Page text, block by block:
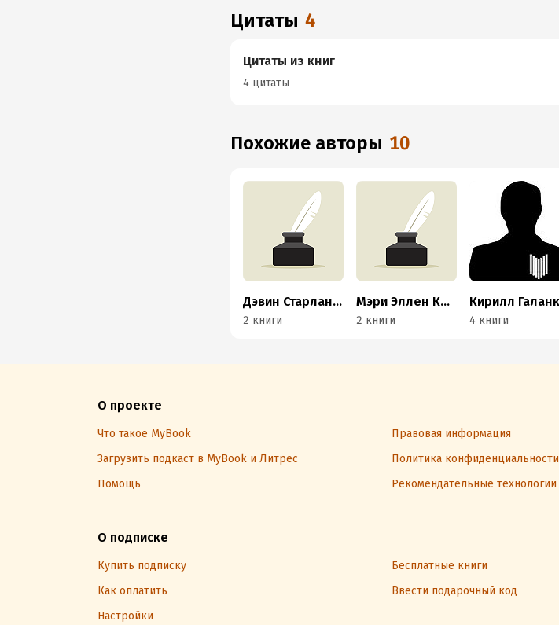
Цитаты 4
Цитаты из книг
4 цитаты
Похожие авторы 10
Дэвин Старланил
2 книги
Мэри Эллен Коупленд
2 книги 4 книги
О проекте
Что такое MyBook Правовая информация
Загрузить подкаст в MyBook и Литрес
Политика конфиденциальности
Помощь
Рекомендательные технологии
О подписке
Купить подписку Бесплатные книги
Как оплатить
Ввести подарочный код
Настройки